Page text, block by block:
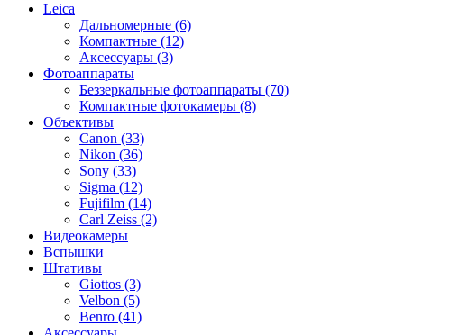
Leica
Дальномерные (6)
Компактные (12)
Аксессуары (3)
Фотоаппараты
Беззеркальные фотоаппараты (70)
Компактные фотокамеры (8)
Объективы
Canon (33)
Nikon (36)
Sony (33)
Sigma (12)
Fujifilm (14)
Carl Zeiss (2)
Видеокамеры
Вспышки
Штативы
Giottos (3)
Velbon (5)
Benro (41)